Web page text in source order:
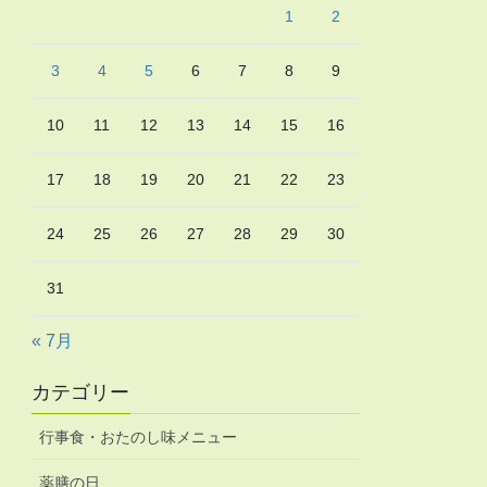
1 2
3 4 5 6 7 8 9
10 11 12 13 14 15 16
17 18 19 20 21 22 23
24 25 26 27 28 29 30
31
« 7月
カテゴリー
行事食・おたのし味メニュー
薬膳の日